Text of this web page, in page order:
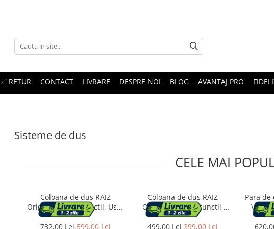
✅ RETUR CONTACT LIVRARE DESPRE NOI BLOG AVANTAJ PRO
Sisteme de dus
CELE MAI
Coloana de dus RAIZ
Origins Crest, 4 functii, Usor
de montat, Presiune
ridicata, Jet reglabil,
732,00 Lei599,00 Lei
Coloana de dus RAIZ
Origins NOVA, 4 functii,
Montare rapida, Jet reglabil,
Presiune ridicata, Para de
499,00 Lei399,00 Lei
Para de
Verve